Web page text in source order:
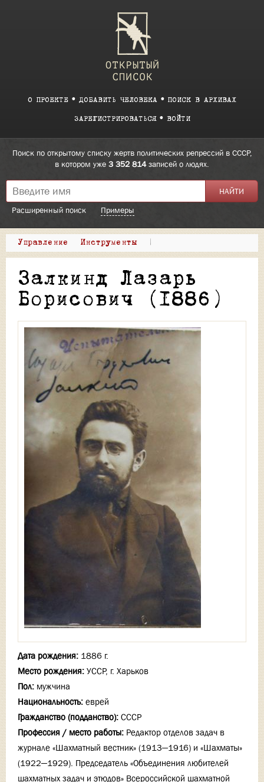
О ПРОЕКТЕ ДОБАВИТЬ ЧЕЛОВЕКА ПОИСК В АРХИВАХ
ЗАРЕГИСТРИРОВАТЬСЯ ВОЙТИ
Поиск по открытому списку жертв политических репрессий в СССР,
в котором уже 3 352 814записей о людях.
Расширенный поиск Примеры
Управление Инструменты |
Залкинд Лазарь
Борисович (1886)
Дата рождения: 1886 г.
Место рождения: УССР, г. Харьков
Пол: мужчина
Национальность: еврей
Гражданство (подданство): СССР
Профессия / место работы: Редактор отделов задач в
журнале «Шахматный вестник» (1913—1916) и «Шахматы»
(1922—1929). Председатель «Объединения любителей
шахматных задач и этюдов» Всероссийской шахматной